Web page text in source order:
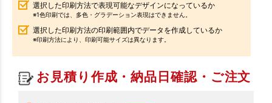
選択した印刷方法で表現可能なデザインになっているか
※1色印刷では、多色・グラデーション表現はできません。
選択した印刷方法の印刷範囲内でデータを作成しているか
※印刷方法により、印刷可能サイズは異なります。
お見積り作成・納品日確認・ご注文